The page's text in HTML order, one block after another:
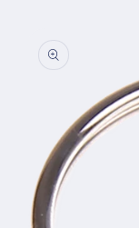
sul prodotto